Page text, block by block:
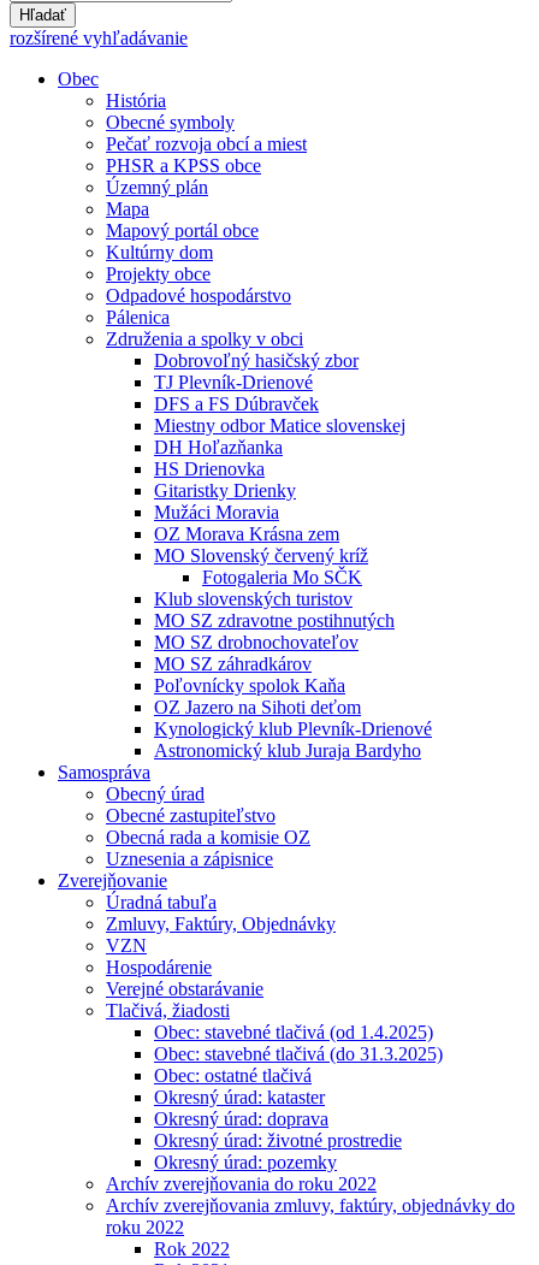
Hľadať
rozšírené vyhľadávanie
Obec
História
Obecné symboly
Pečať rozvoja obcí a miest
PHSR a KPSS obce
Územný plán
Mapa
Mapový portál obce
Kultúrny dom
Projekty obce
Odpadové hospodárstvo
Pálenica
Združenia a spolky v obci
Dobrovoľný hasičský zbor
TJ Plevník-Drienové
DFS a FS Dúbravček
Miestny odbor Matice slovenskej
DH Hoľazňanka
HS Drienovka
Gitaristky Drienky
Mužáci Moravia
OZ Morava Krásna zem
MO Slovenský červený kríž
Fotogaleria Mo SČK
Klub slovenských turistov
MO SZ zdravotne postihnutých
MO SZ drobnochovateľov
MO SZ záhradkárov
Poľovnícky spolok Kaňa
OZ Jazero na Sihoti deťom
Kynologický klub Plevník-Drienové
Astronomický klub Juraja Bardyho
Samospráva
Obecný úrad
Obecné zastupiteľstvo
Obecná rada a komisie OZ
Uznesenia a zápisnice
Zverejňovanie
Úradná tabuľa
Zmluvy, Faktúry, Objednávky
VZN
Hospodárenie
Verejné obstarávanie
Tlačivá, žiadosti
Obec: stavebné tlačivá (od 1.4.2025)
Obec: stavebné tlačivá (do 31.3.2025)
Obec: ostatné tlačivá
Okresný úrad: kataster
Okresný úrad: doprava
Okresný úrad: životné prostredie
Okresný úrad: pozemky
Archív zverejňovania do roku 2022
Archív zverejňovania zmluvy, faktúry, objednávky do
roku 2022
Rok 2022